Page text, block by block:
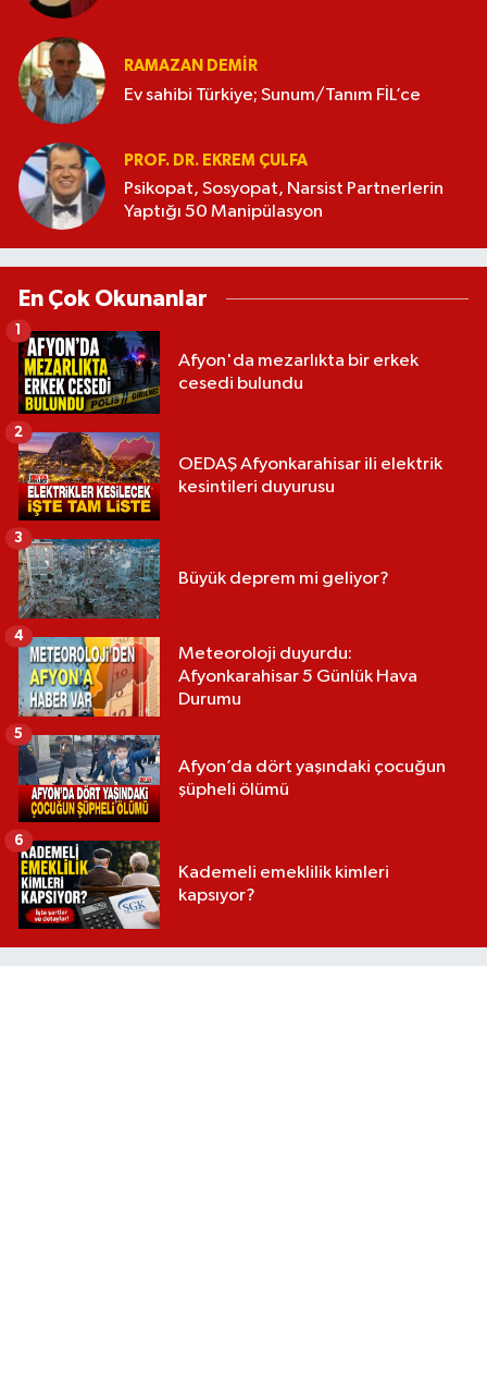
RAMAZAN DEMİR
Ev sahibi Türkiye; Sunum/Tanım FİL’ce
PROF. DR. EKREM ÇULFA
Psikopat, Sosyopat, Narsist Partnerlerin
Yaptığı 50 Manipülasyon
En Çok Okunanlar
Afyon'da mezarlıkta bir erkek
cesedi bulundu
1
OEDAŞ Afyonkarahisar ili elektrik
kesintileri duyurusu
2
Büyük deprem mi geliyor?
3
Meteoroloji duyurdu:
Afyonkarahisar 5 Günlük Hava
Durumu
4
Afyon’da dört yaşındaki çocuğun
şüpheli ölümü
5
Kademeli emeklilik kimleri
kapsıyor?
6